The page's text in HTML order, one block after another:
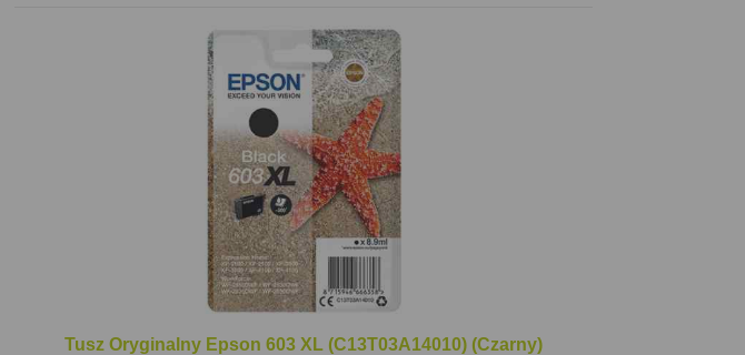
Tusz Oryginalny Epson 603 XL (C13T03A14010) (Czarny)